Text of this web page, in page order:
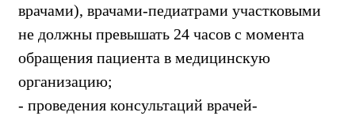
врачами), врачами-педиатрами участковыми
не должны превышать 24 часов с момента
обращения пациента в медицинскую
организацию;
- проведения консультаций врачей-